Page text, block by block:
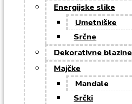
Energijske slike
Umetniške
Srčne
Dekorativne blazine
Majčke
Mandale
Srčki